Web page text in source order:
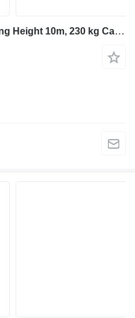
JLG 2630ES Electric, Working Height 10m, 230 kg Capaci